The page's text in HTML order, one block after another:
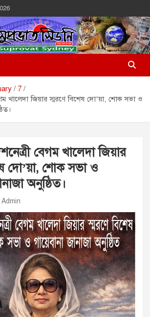
Community Newspaper In Australia
7
খালেদা জিয়ার স্মরণে বিশেষ দো’য়া, শোক সভা ও
বেগম খালেদা জিয়ার
দো’য়া, শোক সভা ও
অনুষ্ঠিত।
Admin